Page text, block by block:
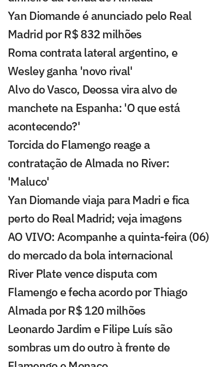
Yan Diomande é anunciado pelo Real
Madrid por R$ 832 milhões
Roma contrata lateral argentino, e
Wesley ganha 'novo rival'
Alvo do Vasco, Deossa vira alvo de
manchete na Espanha: 'O que está
acontecendo?'
Torcida do Flamengo reage a
contratação de Almada no River:
'Maluco'
Yan Diomande viaja para Madri e fica
perto do Real Madrid; veja imagens
AO VIVO: Acompanhe a quinta-feira (06)
do mercado da bola internacional
River Plate vence disputa com
Flamengo e fecha acordo por Thiago
Almada por R$ 120 milhões
Leonardo Jardim e Filipe Luís são
sombras um do outro à frente de